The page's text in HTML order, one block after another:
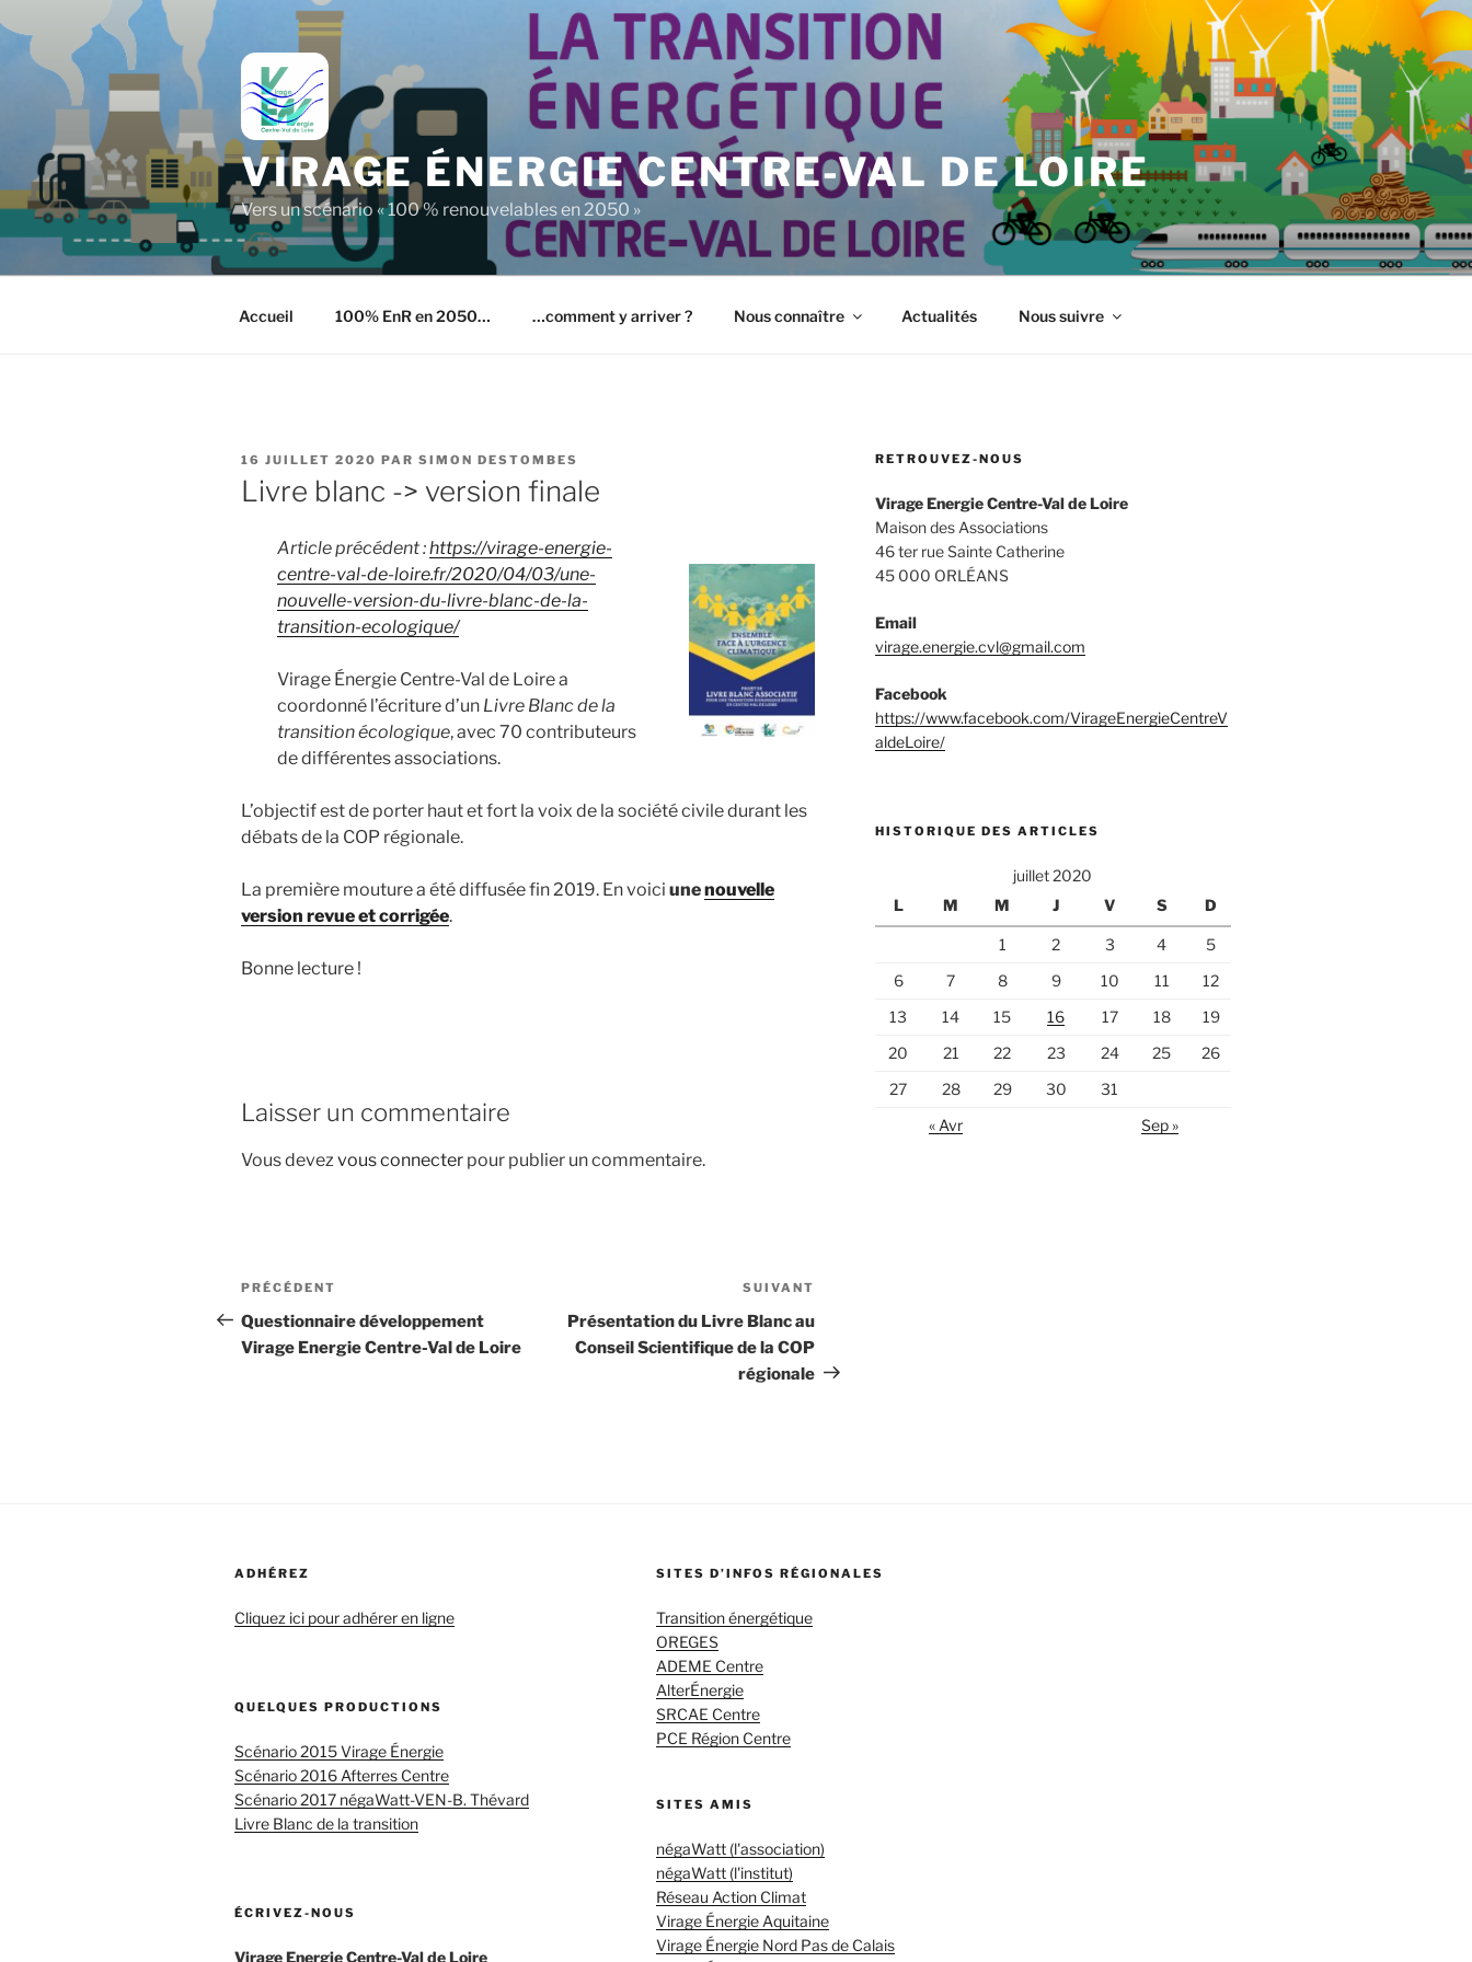
au
contenu
principal
VIRAGE ÉNERGIE CENTRE-VAL DE LOIRE
Vers un scénario « 100 % renouvelables en 2050 »
Accueil 100% EnR en 2050… …comment y arriver ? Nous connaître Actualités Nous suivre
PUBLIÉ
LE
16 JUILLET 2020 PAR SIMON DESTOMBES
Livre blanc -> version finale
Article précédent :https://virage-energie-
centre-val-de-loire.fr/2020/04/03/une-
nouvelle-version-du-livre-blanc-de-la-
transition-ecologique/
Virage Énergie Centre-Val de Loire a
coordonné l’écriture d’un Livre Blanc de la
transition écologique, avec 70 contributeurs
de différentes associations.
L’objectif est de porter haut et fort la voix de la société civile durant les
débats de la COP régionale.
La première mouture a été diffusée fin 2019. En voici unenouvelle
version revue et corrigée.
Bonne lecture !
Laisser un commentaire
Vous devez vous connecter pour publier un commentaire.
Navigation
de
l’article
Article
précédent
PRÉCÉDENT
Questionnaire développement
Virage Energie Centre-Val de Loire
suivant
SUIVANT
Présentation du Livre Blanc au
Conseil Scientifique de la COP
régionale
RETROUVEZ-NOUS
Virage Energie Centre-Val de Loire
Maison des Associations
46 ter rue Sainte Catherine
45 000 ORLÉANS
Email
virage.energie.cvl@gmail.com
Facebook
https://www.facebook.com/VirageEnergieCentreV
aldeLoire/
HISTORIQUE DES ARTICLES
juillet 2020
L
M M J V S D
1 2 3 4
5
6
7 8 9 10 11
12
13
14 15 16 17 18
19
20
21 22 23 24 25
26
27
28 29 30
31
« Avr
Sep »
ADHÉREZ
Cliquez ici pour adhérer en ligne
QUELQUES PRODUCTIONS
Scénario 2015 Virage Énergie
Scénario 2016 Afterres Centre
Scénario 2017 négaWatt-VEN-B. Thévard
Livre Blanc de la transition
ÉCRIVEZ-NOUS
Virage Energie Centre-Val de Loire
SITES D’INFOS RÉGIONALES
Transition énergétique
OREGES
ADEME Centre
AlterÉnergie
SRCAE Centre
PCE Région Centre
SITES AMIS
négaWatt (l'association)
négaWatt (l'institut)
Réseau Action Climat
Virage Énergie Aquitaine
Virage Énergie Nord Pas de Calais